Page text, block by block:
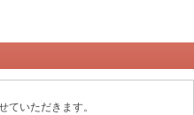
ていただきます。